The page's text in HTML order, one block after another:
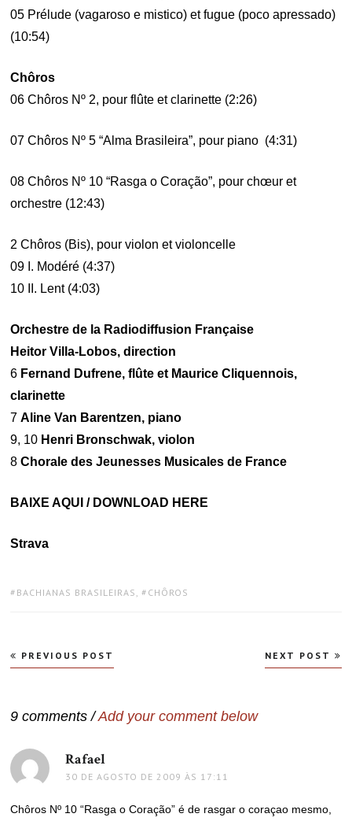
05 Prélude (vagaroso e mistico) et fugue (poco apressado)
(10:54)
Chôros
06 Chôros Nº 2, pour flûte et clarinette (2:26)
07 Chôros Nº 5 “Alma Brasileira”, pour piano (4:31)
08 Chôros Nº 10 “Rasga o Coração”, pour chœur et
orchestre (12:43)
2 Chôros (Bis), pour violon et violoncelle
09 I. Modéré (4:37)
10 II. Lent (4:03)
Orchestre de la Radiodiffusion Française
Heitor Villa-Lobos, direction
6 Fernand Dufrene, flûte et Maurice Cliquennois,
clarinette
7Aline Van Barentzen, piano
9, 10 Henri Bronschwak, violon
8Chorale des Jeunesses Musicales de France
BAIXE AQUI / DOWNLOAD HERE
Strava
TAGS:
BACHIANAS BRASILEIRAS , CHÔROS
Navegação
de
PREVIOUS POST NEXT POST
9 comments /Add your comment below
Rafael
30 DE AGOSTO DE 2009 ÀS 17:11
Chôros Nº 10 “Rasga o Coração” é de rasgar o coraçao mesmo,